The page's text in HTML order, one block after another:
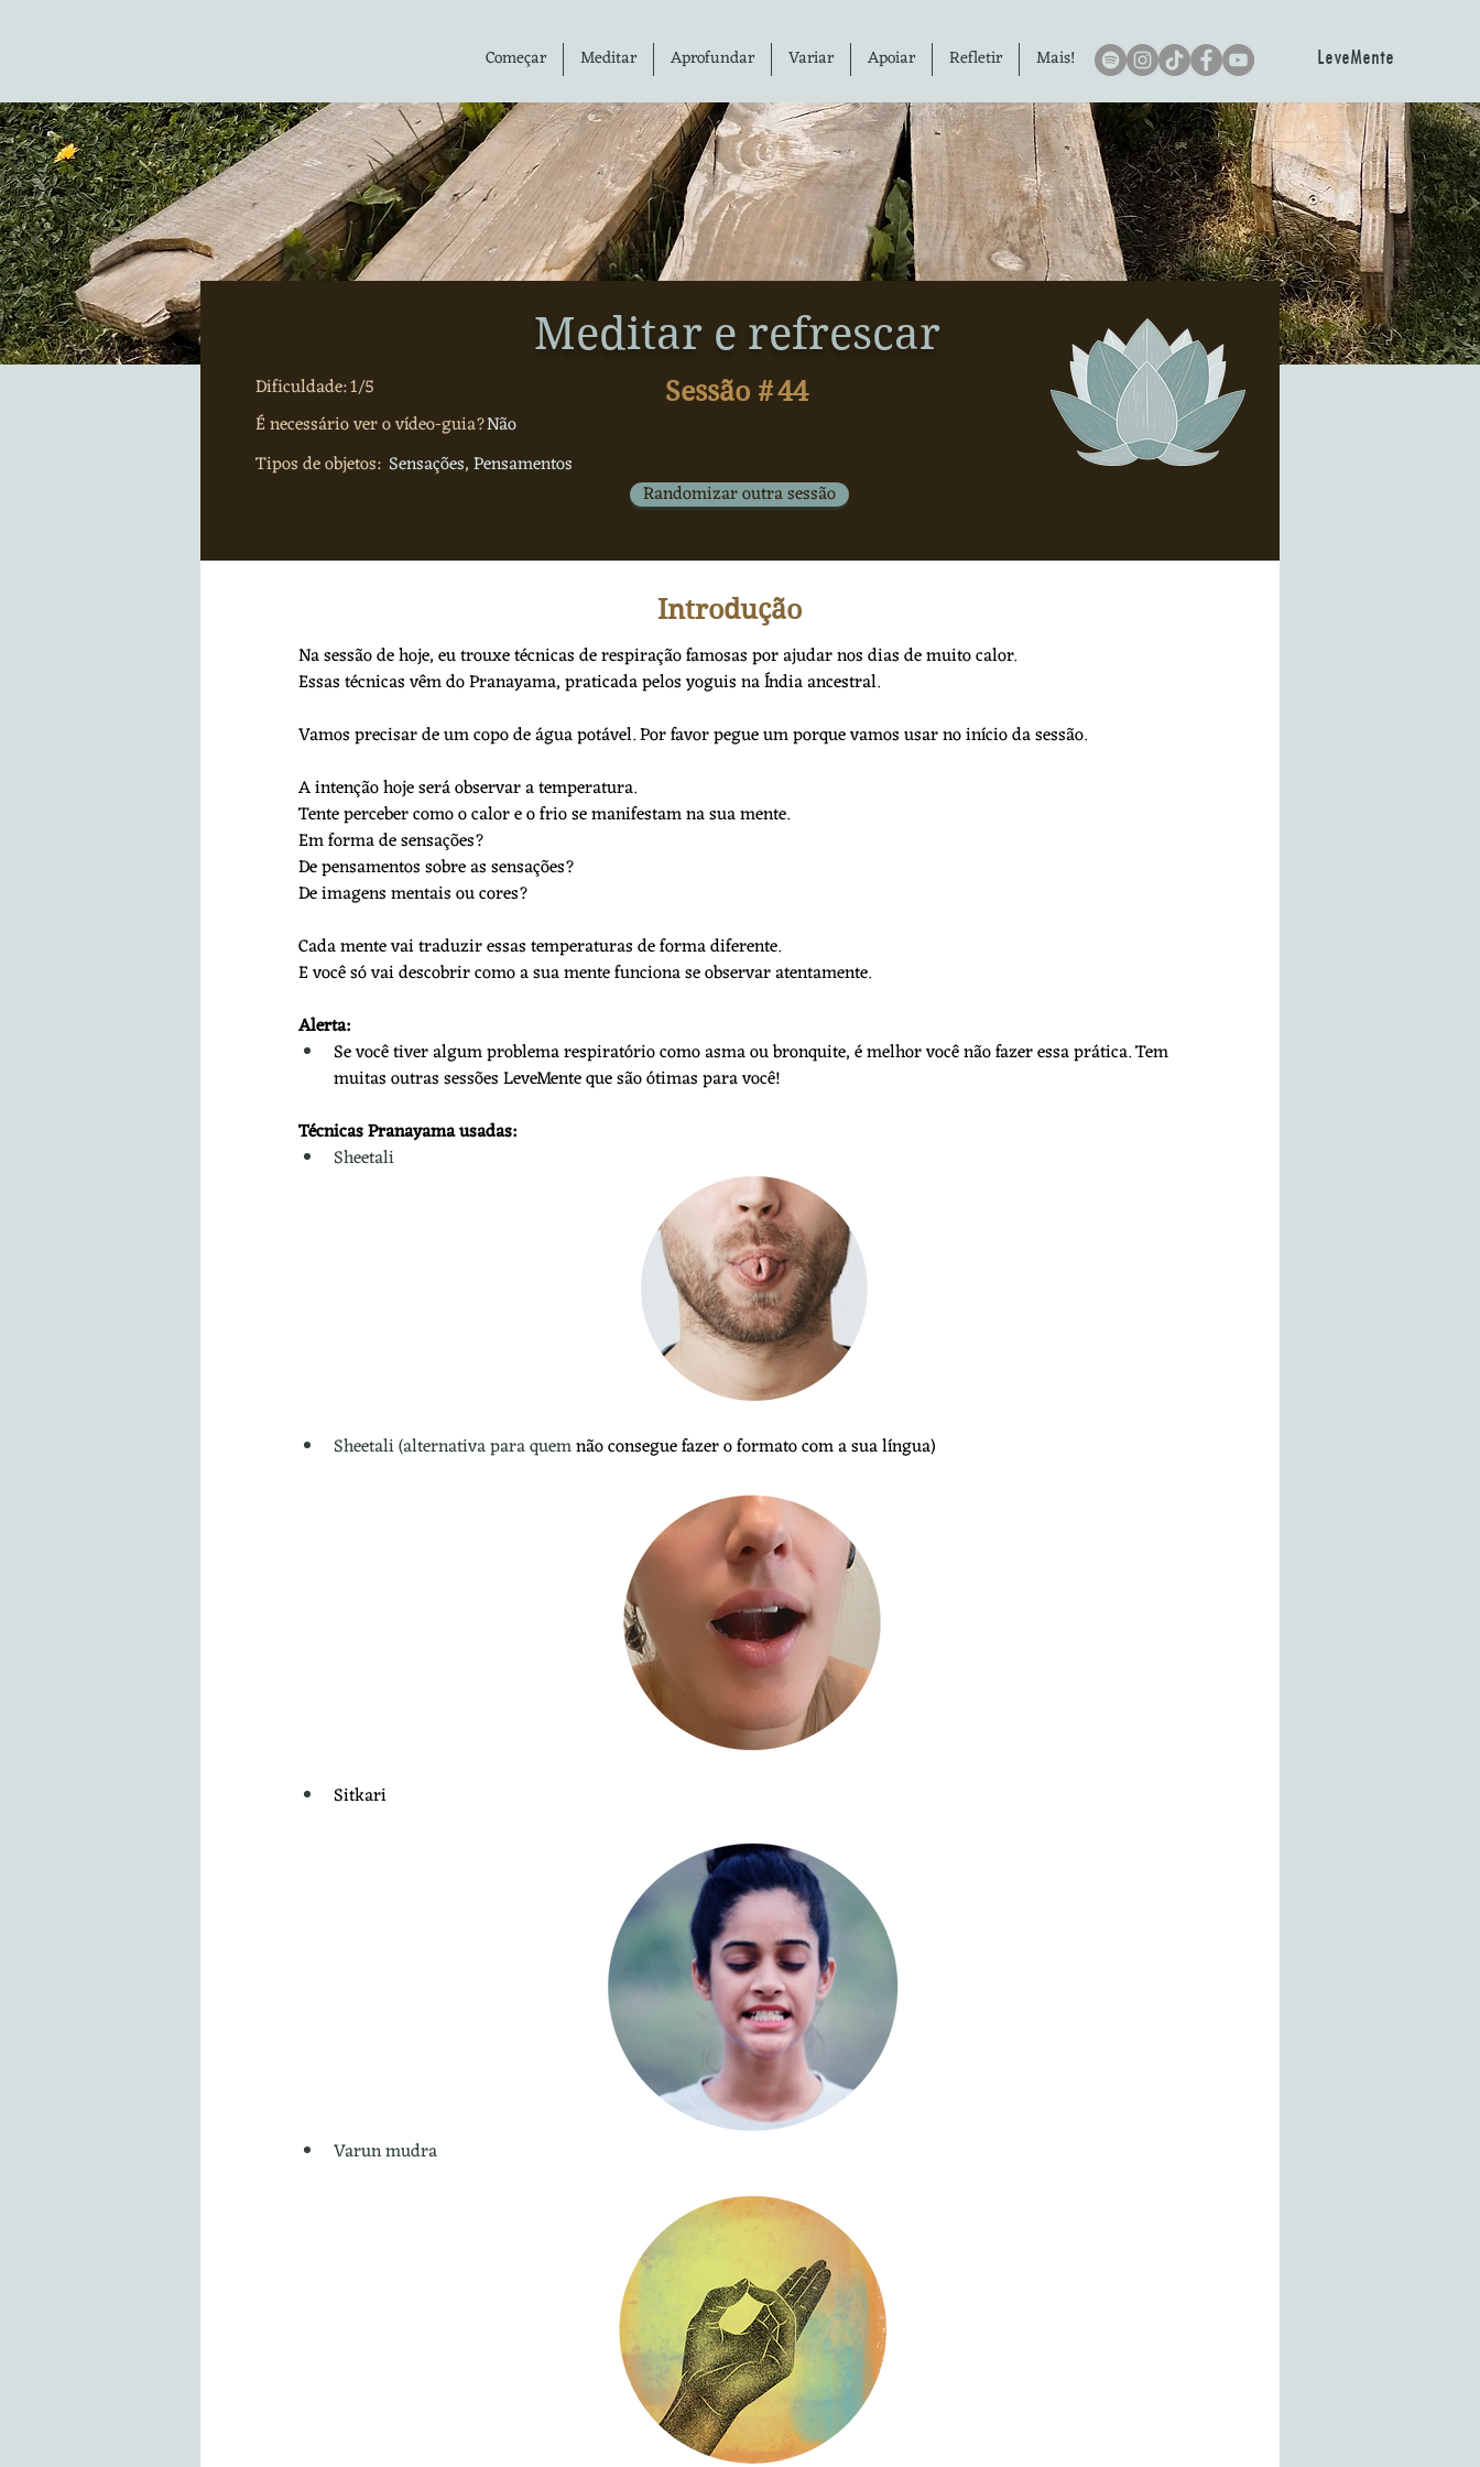
Começar Meditar Aprofundar Variar Apoiar Refletir Mais! LeveMente
Meditar e refrescar
44
Sessão #
Dificuldade: 1/5
É necessário ver o vídeo-guia?Não
Tipos de objetos: Sensações, Pensamentos
Randomizar outra sessão
Introdução
Na sessão de hoje, eu trouxe técnicas de respiração famosas por ajudar nos dias de muito calor.
Essas técnicas vêm do Pranayama, praticada pelos yoguis na Índia ancestral.
Vamos precisar de um copo de água potável. Por favor pegue um porque vamos usar no início da sessão.
A intenção hoje será observar a temperatura.
Tente perceber como o calor e o frio se manifestam na sua mente.
Em forma de sensações?
De pensamentos sobre as sensações?
De imagens mentais ou cores?
Cada mente vai traduzir essas temperaturas de forma diferente.
E você só vai descobrir como a sua mente funciona se observar atentamente.
Alerta:
Se você tiver algum problema respiratório como asma ou bronquite, é melhor você não fazer essa prática. Tem
muitas outras sessões LeveMente que são ótimas para você!
Técnicas Pranayama usadas:
Sheetali
Sheetali (alternativa para quem não consegue fazer o formato com a sua língua)
Sitkari
Varun mudra